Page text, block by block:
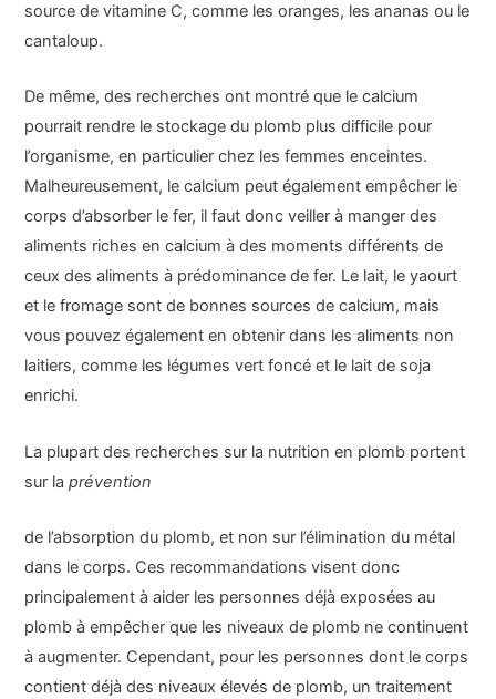
source de vitamine C, comme les oranges, les ananas ou le
cantaloup.
De même, des recherches ont montré que le calcium
pourrait rendre le stockage du plomb plus difficile pour
l’organisme, en particulier chez les femmes enceintes.
Malheureusement, le calcium peut également empêcher le
corps d’absorber le fer, il faut donc veiller à manger des
aliments riches en calcium à des moments différents de
ceux des aliments à prédominance de fer. Le lait, le yaourt
et le fromage sont de bonnes sources de calcium, mais
vous pouvez également en obtenir dans les aliments non
laitiers, comme les légumes vert foncé et le lait de soja
enrichi.
La plupart des recherches sur la nutrition en plomb portent
sur laprévention
de l’absorption du plomb, et non sur l’élimination du métal
dans le corps. Ces recommandations visent donc
principalement à aider les personnes déjà exposées au
plomb à empêcher que les niveaux de plomb ne continuent
à augmenter. Cependant, pour les personnes dont le corps
contient déjà des niveaux élevés de plomb, un traitement